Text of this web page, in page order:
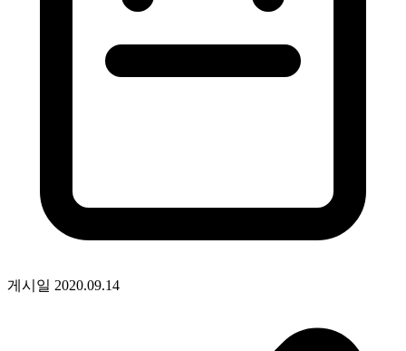
게시일 2020.09.14